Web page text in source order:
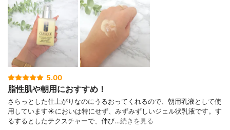
5.00
脂性肌や朝用におすすめ！
さらっとした仕上がりなのにうるおってくれるので、朝用乳液として使
用しています☀においは特にせず、みずみずしいジェル状乳液です。す
るするとしたテクスチャーで、伸び…続きを見る